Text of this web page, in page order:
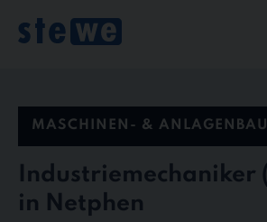
content
MASCHINEN- & ANLAGENBAU
Industriemechaniker
in Netphen